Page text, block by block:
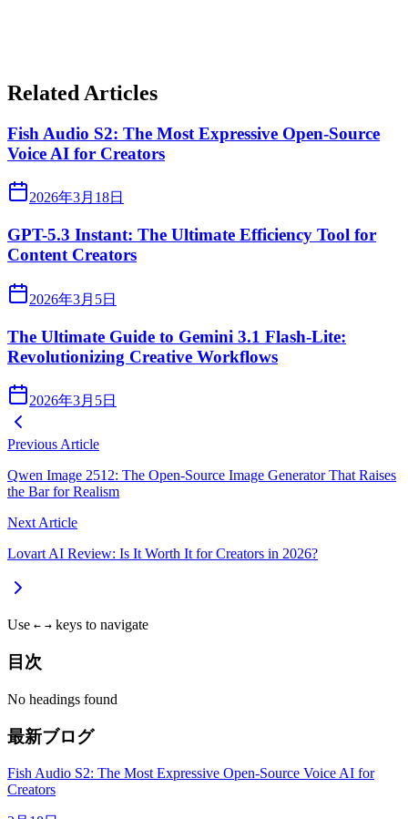
Related Articles
Fish Audio S2: The Most Expressive Open-Source
Voice AI for Creators
2026年3月18日
GPT-5.3 Instant: The Ultimate Efficiency Tool for
Content Creators
2026年3月5日
The Ultimate Guide to Gemini 3.1 Flash-Lite:
Revolutionizing Creative Workflows
2026年3月5日
Previous Article
Qwen Image 2512: The Open-Source Image Generator That Raises
the Bar for Realism
Next Article
Lovart AI Review: Is It Worth It for Creators in 2026?
Use ← → keys to navigate
目次
No headings found
最新ブログ
Fish Audio S2: The Most Expressive Open-Source Voice AI for
Creators